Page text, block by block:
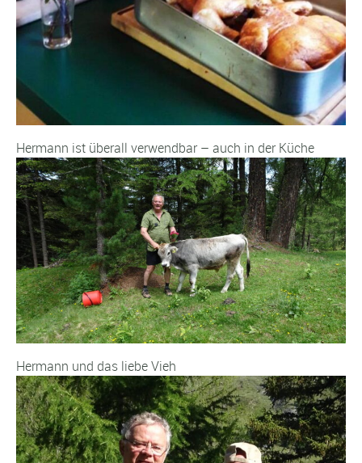
Hermann ist überall verwendbar – auch in der Küche
Hermann und das liebe Vieh